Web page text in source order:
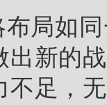
布局如
出新的
不足，